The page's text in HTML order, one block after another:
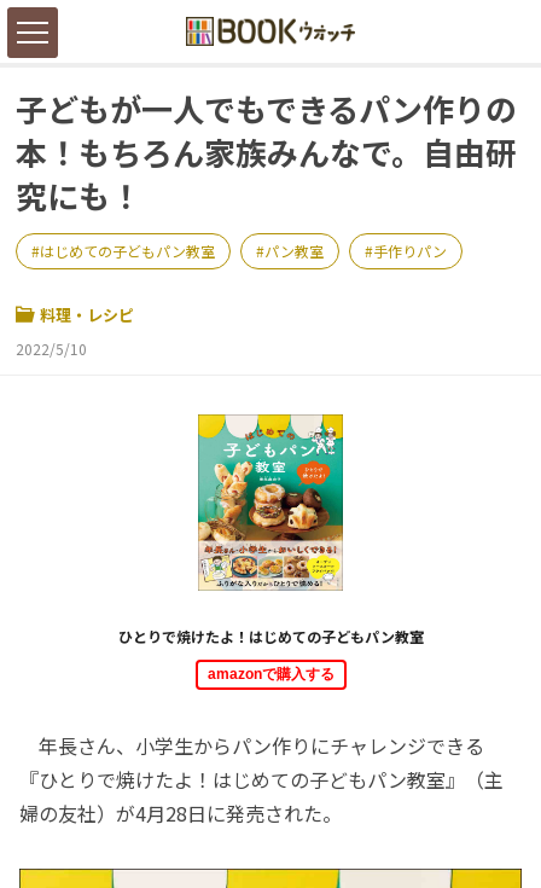
子どもが一人でもできるパン作りの
本！もちろん家族みんなで。自由研
究にも！
はじめての子どもパン教室 パン教室 手作りパン
料理・レシピ
2022/5/10
ひとりで焼けたよ！はじめての子どもパン教室
amazonで購入する
年長さん、小学生からパン作りにチャレンジできる
『ひとりで焼けたよ！はじめての子どもパン教室』（主
婦の友社）が4月28日に発売された。